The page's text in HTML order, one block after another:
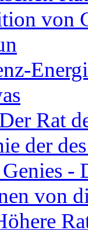
von
Rat
der
-
von